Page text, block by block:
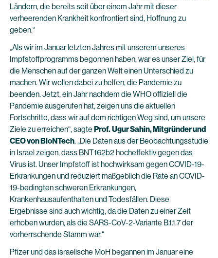
Ländern, die bereits seit über einem Jahr mit dieser
verheerenden Krankheit konfrontiert sind, Hoffnung zu
geben.“
„Als wir im Januar letzten Jahres mit unserem unseres
Impfstoffprogramms begonnen haben, war es unser Ziel, für
die Menschen auf der ganzen Welt einen Unterschied zu
machen. Wir wollen dabei zu helfen, die Pandemie zu
beenden. Jetzt, ein Jahr nachdem die WHO offiziell die
Pandemie ausgerufen hat, zeigen uns die aktuellen
Fortschritte, dass wir auf dem richtigen Weg sind, um unsere
Ziele zu erreichen“, sagte Prof.Ugur Sahin, Mitgründer und
CEO von BioNTech. „Die Daten aus der Beobachtungsstudie
in Israel zeigen, dass BNT162b2 hocheffektiv gegen das
Virus ist. Unser Impfstoff ist hochwirksam gegen COVID-19-
Erkrankungen und reduziert maßgeblich die Rate an COVID-
19-bedingten schweren Erkrankungen,
Krankenhausaufenthalten und Todesfällen. Diese
Ergebnisse sind auch wichtig, da die Daten zu einer Zeit
erhoben wurden, als die SARS-CoV-2-Variante B.1.1.7 der
vorherrschende Stamm war.“
Pfizer und das israelische MoH begannen im Januar eine